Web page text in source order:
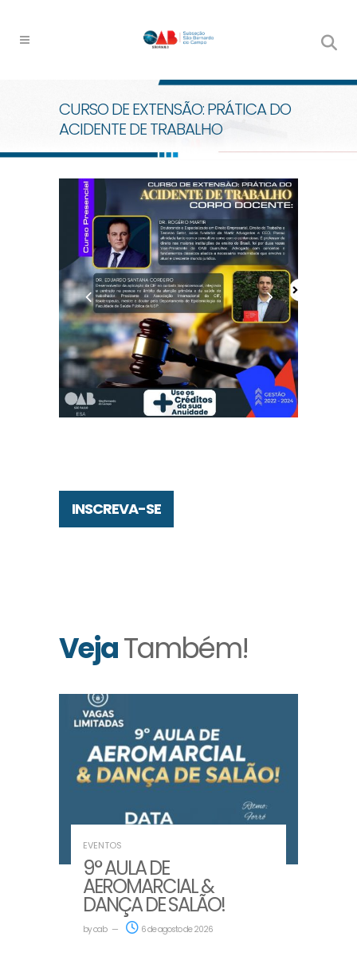
CURSO DE EXTENSÃO: PRÁTICA DO
ACIDENTE DE TRABALHO
INSCREVA-SE
VejaTambém!
EVENTOS
9° AULA DE
AEROMARCIAL &
DANÇA DE SALÃO!
byoab 6 de agosto de 2026